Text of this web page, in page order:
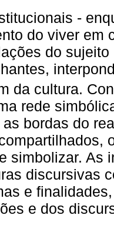
-
do viver em
do
da cultura.
rede
bordas do
simbolizar. As
discursivas
e
e dos